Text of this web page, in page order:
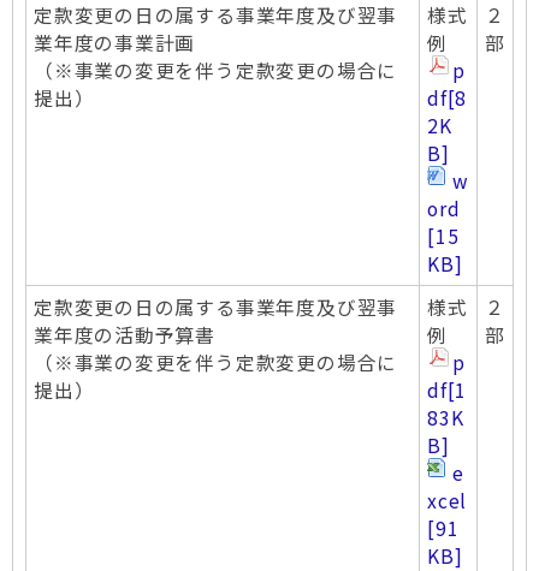
定款変更の日の属する事業年度及び翌事
業年度の事業計画
（※事業の変更を伴う定款変更の場合に
提出）
様式
例
p
df[8
2K
B]
w
ord
[15
KB]
２
部
定款変更の日の属する事業年度及び翌事
業年度の活動予算書
（※事業の変更を伴う定款変更の場合に
提出）
様式
例
p
df[1
83K
B]
e
xcel
[91
KB]
２
部